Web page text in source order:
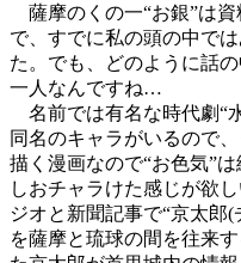
薩摩のくの一“お銀”は
で、すでに私の頭の中で
た。でも、どのように話
一人なんですね…
名前では有名な時代劇“
同名のキャラがいるので
描く漫画なので“お色気”
しおチャラけた感じが欲
ジオと新聞記事で“京太郎
を薩摩と琉球の間を往来